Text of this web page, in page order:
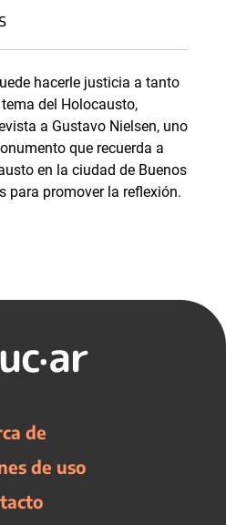
hacerle justicia a tanto
del Holocausto,
a Gustavo Nielsen, uno
que recuerda a
en la ciudad de Buenos
para promover la reflexión.
de
de uso